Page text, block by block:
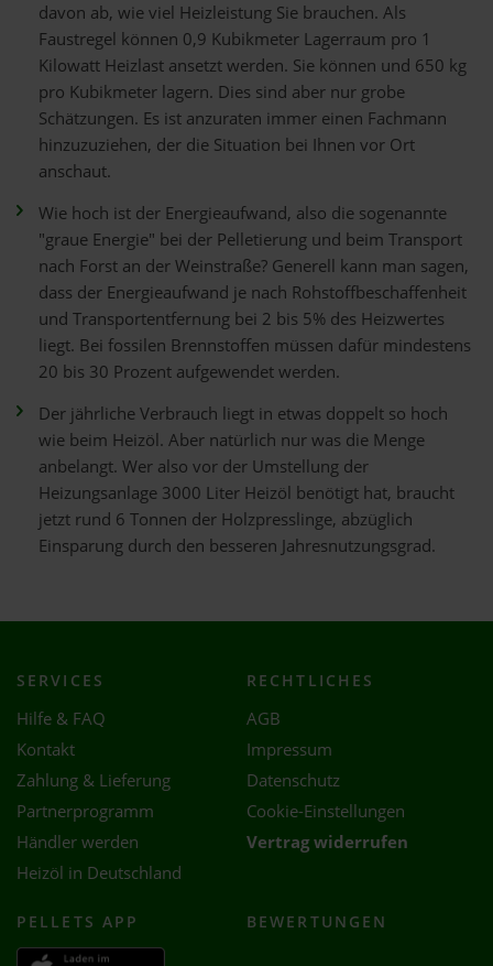
davon ab, wie viel Heizleistung Sie brauchen. Als
Faustregel können 0,9 Kubikmeter Lagerraum pro 1
Kilowatt Heizlast ansetzt werden. Sie können und 650 kg
pro Kubikmeter lagern. Dies sind aber nur grobe
Schätzungen. Es ist anzuraten immer einen Fachmann
hinzuzuziehen, der die Situation bei Ihnen vor Ort
anschaut.
Wie hoch ist der Energieaufwand, also die sogenannte
"graue Energie" bei der Pelletierung und beim Transport
nach Forst an der Weinstraße? Generell kann man sagen,
dass der Energieaufwand je nach Rohstoffbeschaffenheit
und Transportentfernung bei 2 bis 5% des Heizwertes
liegt. Bei fossilen Brennstoffen müssen dafür mindestens
20 bis 30 Prozent aufgewendet werden.
Der jährliche Verbrauch liegt in etwas doppelt so hoch
wie beim Heizöl. Aber natürlich nur was die Menge
anbelangt. Wer also vor der Umstellung der
Heizungsanlage 3000 Liter Heizöl benötigt hat, braucht
jetzt rund 6 Tonnen der Holzpresslinge, abzüglich
Einsparung durch den besseren Jahresnutzungsgrad.
SERVICES
Hilfe & FAQ
Kontakt
Zahlung & Lieferung
Partnerprogramm
Händler werden
Heizöl in Deutschland
RECHTLICHES
AGB
Impressum
Datenschutz
Cookie-Einstellungen
Vertrag widerrufen
PELLETS APP BEWERTUNGEN